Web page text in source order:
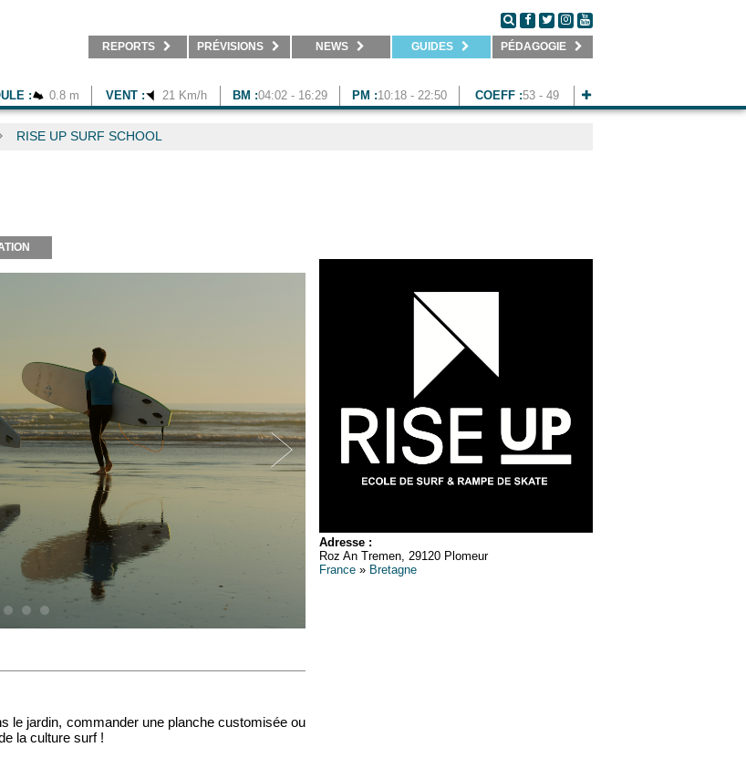
REPORTS PRÉVISIONS NEWS GUIDES PÉDAGOGIE
: 0.8 m VENT : 21 Km/h BM :04:02 - 16:29 PM :10:18 - 22:50 COEFF :53 - 49
RISE UP SURF SCHOOL
le jardin, commander une planche customisée ou
la culture surf !
Adresse :
Roz An Tremen, 29120 Plomeur
France » Bretagne